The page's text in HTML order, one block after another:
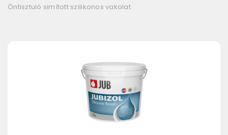
Öntisztuló simított szilikonos vakolat